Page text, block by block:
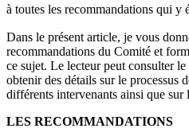
à toutes les recommandations qui y
Dans le présent article, je vous
recommandations du Comité et
ce sujet. Le lecteur peut consulter
obtenir des détails sur le processus
différents intervenants ainsi que sur
LES RECOMMANDATIONS